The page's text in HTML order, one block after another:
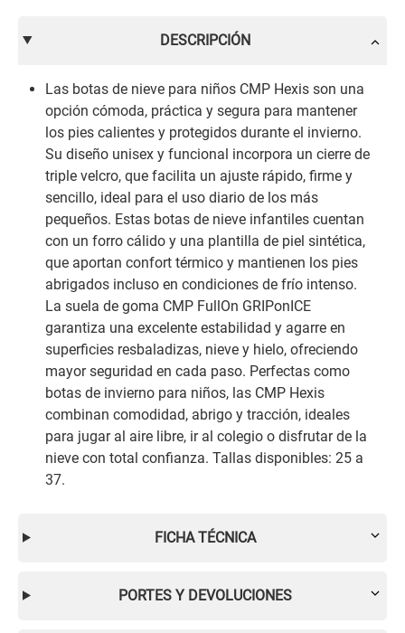
DESCRIPCIÓN
Las botas de nieve para niños CMP Hexis son una
opción cómoda, práctica y segura para mantener
los pies calientes y protegidos durante el invierno.
Su diseño unisex y funcional incorpora un cierre de
triple velcro, que facilita un ajuste rápido, firme y
sencillo, ideal para el uso diario de los más
pequeños. Estas botas de nieve infantiles cuentan
con un forro cálido y una plantilla de piel sintética,
que aportan confort térmico y mantienen los pies
abrigados incluso en condiciones de frío intenso.
La suela de goma CMP FullOn GRIPonICE
garantiza una excelente estabilidad y agarre en
superficies resbaladizas, nieve y hielo, ofreciendo
mayor seguridad en cada paso. Perfectas como
botas de invierno para niños, las CMP Hexis
combinan comodidad, abrigo y tracción, ideales
para jugar al aire libre, ir al colegio o disfrutar de la
nieve con total confianza. Tallas disponibles: 25 a
37.
FICHA TÉCNICA
PORTES Y DEVOLUCIONES